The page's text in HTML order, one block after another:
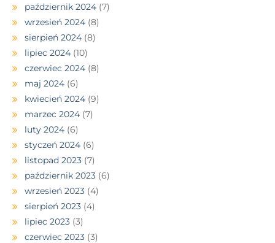
październik 2024 (7)
wrzesień 2024 (8)
sierpień 2024 (8)
lipiec 2024 (10)
czerwiec 2024 (8)
maj 2024 (6)
kwiecień 2024 (9)
marzec 2024 (7)
luty 2024 (6)
styczeń 2024 (6)
listopad 2023 (7)
październik 2023 (6)
wrzesień 2023 (4)
sierpień 2023 (4)
lipiec 2023 (3)
czerwiec 2023 (3)